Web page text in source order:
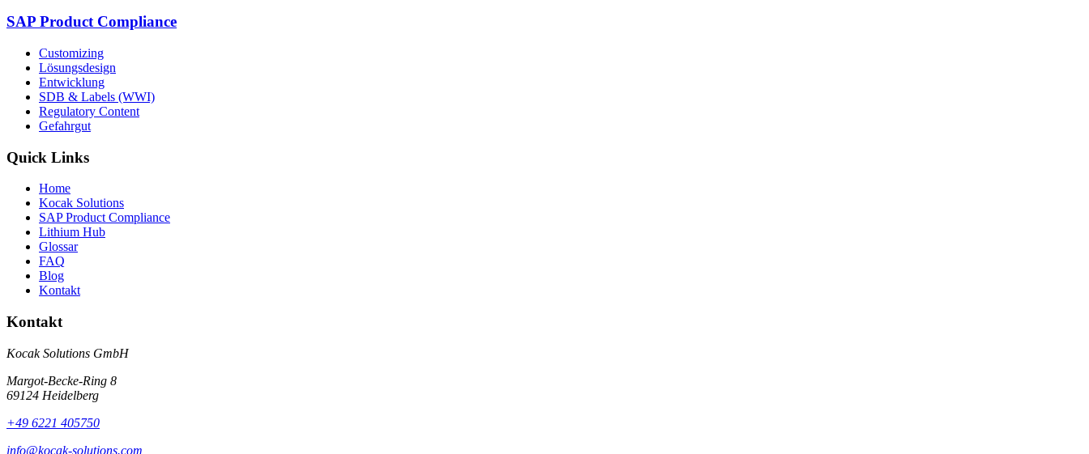
SAP Product Compliance
Customizing
Lösungsdesign
Entwicklung
SDB & Labels (WWI)
Regulatory Content
Gefahrgut
Quick Links
Home
Kocak Solutions
SAP Product Compliance
Lithium Hub
Glossar
FAQ
Blog
Kontakt
Kontakt
Kocak Solutions GmbH
Margot-Becke-Ring 8
69124 Heidelberg
+49 6221 405750
info@kocak-solutions.com